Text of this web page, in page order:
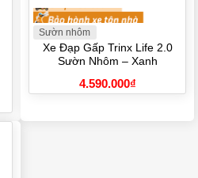
Sườn nhôm
Xe Đạp Gấp Trinx Life 2.0
Sườn Nhôm – Xanh
4.590.000₫